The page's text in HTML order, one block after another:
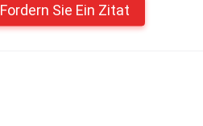
Fordern Sie Ein Zitat